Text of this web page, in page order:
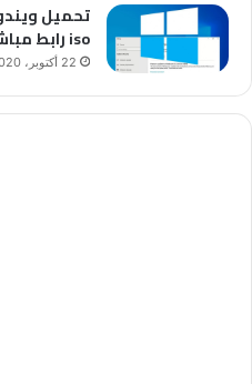
iso رابط مباشر
22 أكتوبر، 2020